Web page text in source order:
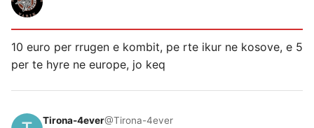
10 euro per rrugen e kombit, pe rte ikur ne kosove, e 5
per te hyre ne europe, jo keq
Tirona-4ever@Tirona-4ever